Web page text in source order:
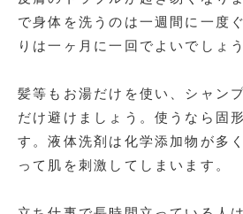
で身体を洗うのは一週間に一度
りは一ヶ月に一回でよいでしょう
髪等もお湯だけを使い、シャン
だけ避けましょう。使うなら固
す。液体洗剤は化学添加物が多
って肌を刺激してしまいます。